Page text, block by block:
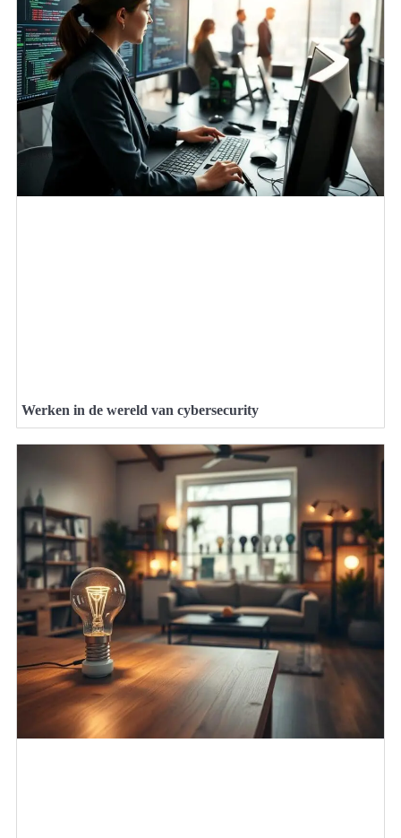
Werken in de wereld van cybersecurity